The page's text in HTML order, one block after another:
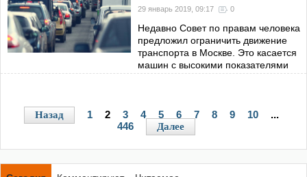
увольнении
29 январь 2019, 09:17 0
Недавно Совет по правам человека
предложил ограничить движение
транспорта в Москве. Это касается
машин с высокими показателями
выброса вредных веществ в
Назад 1 2 3 4 5 6 7 8 9 10
...
446
Далее